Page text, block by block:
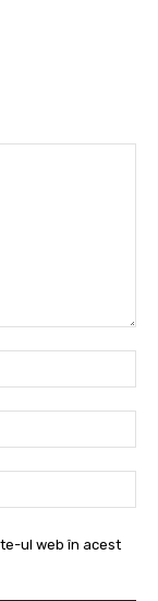
ul web în acest